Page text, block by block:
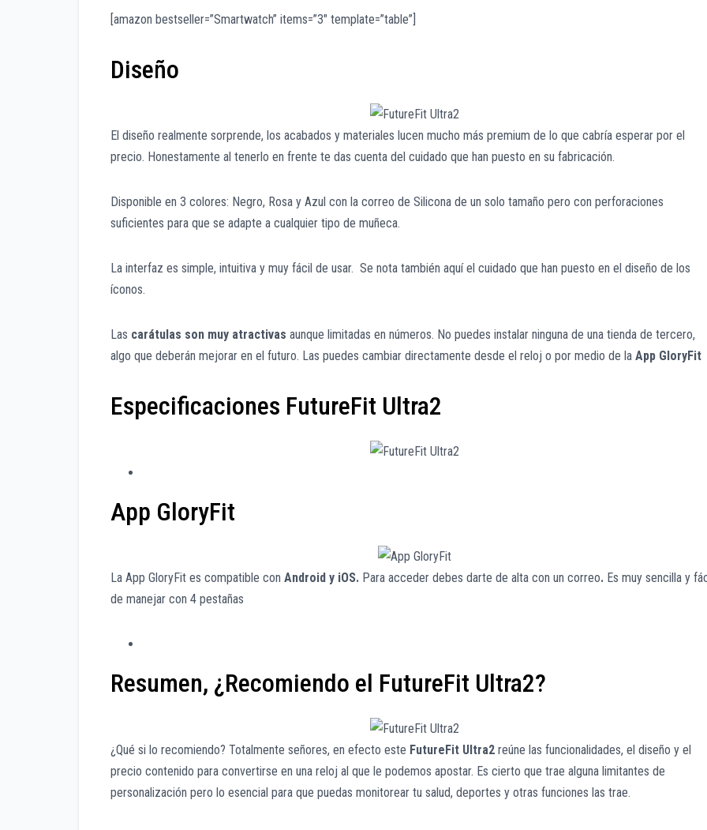
[amazon bestseller=”Smartwatch” items=”3″ template=”table”]
Diseño
El diseño realmente sorprende, los acabados y materiales lucen mucho más premium de lo que cabría esperar por el
precio. Honestamente al tenerlo en frente te das cuenta del cuidado que han puesto en su fabricación.
Disponible en 3 colores: Negro, Rosa y Azul con la correo de Silicona de un solo tamaño pero con perforaciones
suficientes para que se adapte a cualquier tipo de muñeca.
La interfaz es simple, intuitiva y muy fácil de usar. Se nota también aquí el cuidado que han puesto en el diseño de los
íconos.
Las carátulas son muy atractivas aunque limitadas en números. No puedes instalar ninguna de una tienda de tercero,
algo que deberán mejorar en el futuro. Las puedes cambiar directamente desde el reloj o por medio de la App GloryFit
Especificaciones FutureFit Ultra2
App GloryFit
La App GloryFit es compatible con Android y iOS. Para acceder debes darte de alta con un correo. Es muy sencilla y
de manejar con 4 pestañas
Resumen, ¿Recomiendo el FutureFit Ultra2?
¿Qué si lo recomiendo? Totalmente señores, en efecto este FutureFit Ultra2 reúne las funcionalidades, el diseño y el
precio contenido para convertirse en una reloj al que le podemos apostar. Es cierto que trae alguna limitantes de
personalización pero lo esencial para que puedas monitorear tu salud, deportes y otras funciones las trae.